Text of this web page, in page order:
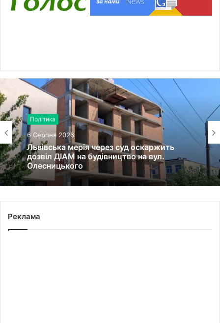
Політика
6 Серпня 2026
Львівська мерія через суд оскаржить
дозвіл ДІАМ на будівництво на вул.
Олесницького
Реклама